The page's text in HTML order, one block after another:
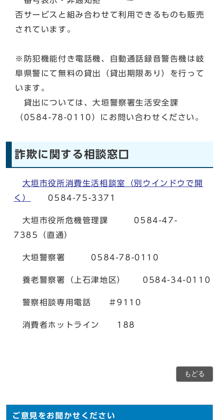
否サービスと組み合わせて利用できるものも販売
されています。
※防犯機能付き電話機、自動通話録音警告機は岐
阜県警にて無料の貸出（貸出期限あり）を行って
います。
貸出については、大垣警察署生活安全課
（0584-78-0110）にお問い合わせください。
詐欺に関する相談窓口
大垣市役所消費生活相談室
（別ウインドウで開
く）
0584-75-3371
大垣市役所危機管理課 0584-47-
7385（直通）
大垣警察署 0584-78-0110
養老警察署（上石津地区） 0584-34-0110
警察相談専用電話 ＃9110
消費者ホットライン 188
もどる
ご意見をお聞かせください